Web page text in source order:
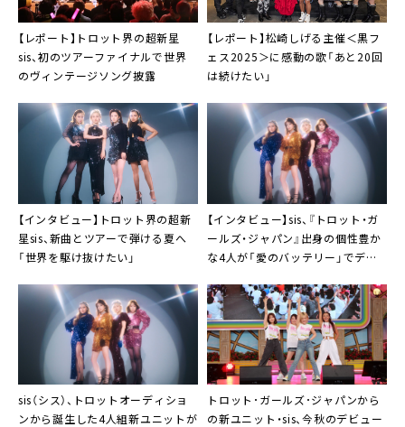
【レポート】トロット界の超新星
sis、初のツアーファイナルで世界
のヴィンテージソング披露
【レポート】松崎しげる主催＜黒フ
ェス2025＞に感動の歌「あと20回
は続けたい」
【インタビュー】トロット界の超新
星sis、新曲とツアーで弾ける夏へ
「世界を駆け抜けたい」
【インタビュー】sis、『トロット・ガ
ールズ・ジャパン』出身の個性豊か
な4人が「愛のバッテリー」でデビ
sis（シス）、トロットオーディショ
ンから誕生した4人組新ユニットが
トロット･ガールズ･ジャパンから
の新ユニット・sis、今秋のデビュー